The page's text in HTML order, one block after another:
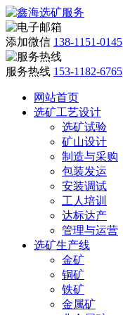
添加微信 138-1151-0145
服务热线 153-1182-6765
网站首页
选矿工艺设计
选矿试验
矿山设计
制造与采购
包装发运
安装调试
工人培训
达标达产
管理与运营
选矿生产线
金矿
铜矿
铁矿
金属矿